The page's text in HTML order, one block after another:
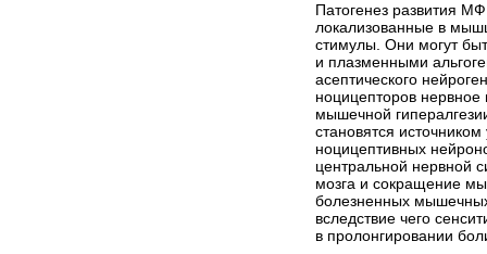
Патогенез развития
локализованные в
стимулы. Они могут
и плазменными
асептического
ноцицепторов нервное
мышечной
становятся
ноцицептивных
центральной нервной
мозга и сокращение
болезненных
вследствие чего
в пролонгировании